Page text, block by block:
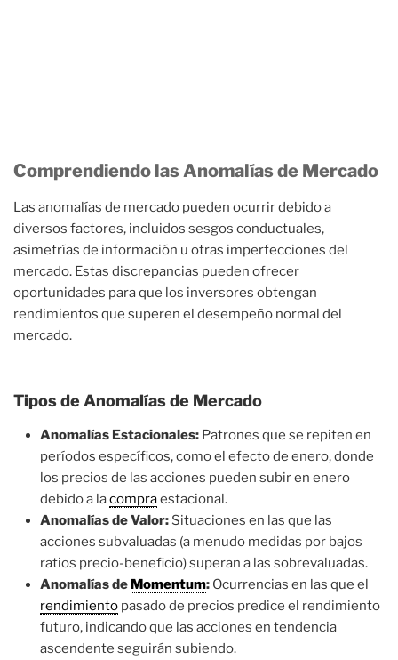
Comprendiendo las Anomalías de Mercado
Las anomalías de mercado pueden ocurrir debido a
diversos factores, incluidos sesgos conductuales,
asimetrías de información u otras imperfecciones del
mercado. Estas discrepancias pueden ofrecer
oportunidades para que los inversores obtengan
rendimientos que superen el desempeño normal del
mercado.
Tipos de Anomalías de Mercado
Anomalías Estacionales: Patrones que se repiten en
períodos específicos, como el efecto de enero, donde
los precios de las acciones pueden subir en enero
debido a lacompraestacional.
Anomalías de Valor: Situaciones en las que las
acciones subvaluadas (a menudo medidas por bajos
ratios precio-beneficio) superan a las sobrevaluadas.
Anomalías de Momentum: Ocurrencias en las que el
rendimiento pasado de precios predice el rendimiento
futuro, indicando que las acciones en tendencia
ascendente seguirán subiendo.